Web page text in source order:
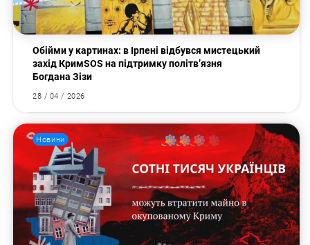
Обійми у картинах: в Ірпені відбувся мистецький
захід КримSOS на підтримку політв’язня
Богдана Зізи
28 / 04 / 2026
Новини